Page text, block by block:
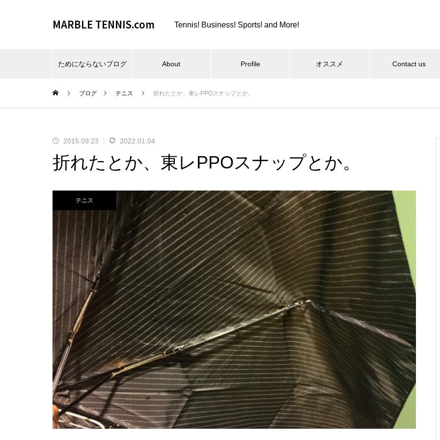
MARBLE TENNIS.com Tennis! Business! Sports! and More!
ためにならないブログ About Profile オススメ Contact us
仕事場とか、REC FESTA と
か。
コロンビア８とか、全日本９位
ですとか。
ニュージェネとか、またまた卓
球とか。
お年？とか、SUPその２とか。
ご購入！とか、SUPとか。
ゴミ？とか、試合デビューと
か。
ブログ テニス 折れたとか、東レPPOスナップとか。
2015.09.23 2022.01.04
折れたとか、東レPPOスナップとか。
テニス